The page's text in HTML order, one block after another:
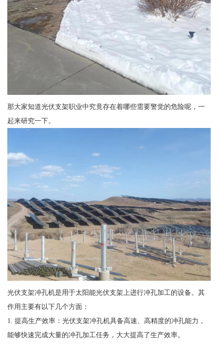
那大家知道光伏支架职业中究竟存在着哪些需要警觉的危险呢，一
起来研究一下。
光伏支架冲孔机是用于太阳能光伏支架上进行冲孔加工的设备。其
作用主要有以下几个方面：
1. 提高生产效率：光伏支架冲孔机具备高速、高精度的冲孔能力，
能够快速完成大量的冲孔加工任务，大大提高了生产效率。